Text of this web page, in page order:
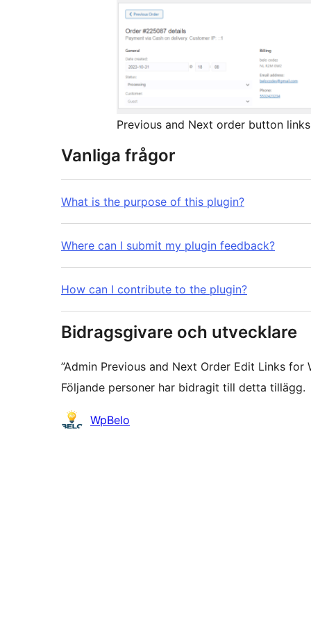
Previous and Next order button
Vanliga frågor
What is the purpose of this plugin?
Where can I submit my plugin feedback?
How can I contribute to the plugin?
Bidragsgivare och utvecklare
”Admin Previous and Next Order Edit Links
Följande personer har bidragit till detta tillägg.
Bidragande
WpBelo